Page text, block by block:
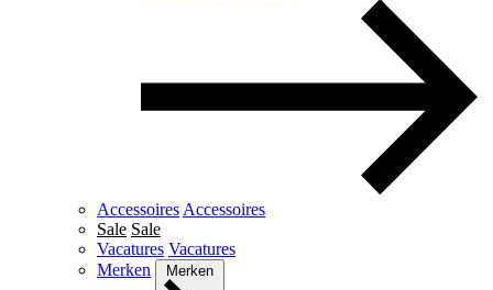
Accessoires Accessoires
Sale Sale
Vacatures Vacatures
Merken
Merken